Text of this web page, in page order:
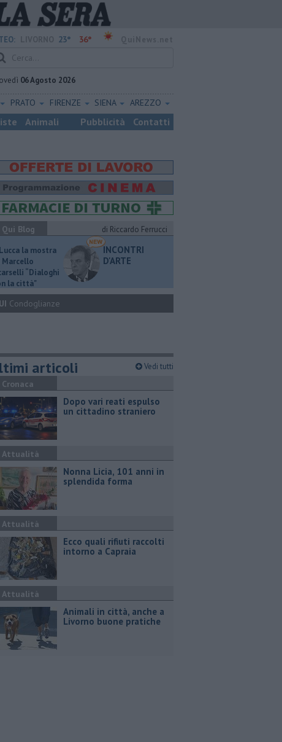
23° 36°
06 Agosto 2026
PRATO FIRENZE SIENA AREZZO
Animali Pubblicità Contatti
Qui Blog
di Riccardo Ferrucci
la mostra
Marcello
“Dialoghi
la città"
INCONTRI
D'ARTE
Condoglianze
articoli Vedi tutti
Cronaca
Dopo vari reati espulso
un cittadino straniero
Attualità
Nonna Licia, 101 anni in
splendida forma
Attualità
Ecco quali rifiuti raccolti
intorno a Capraia
Attualità
Animali in città, anche a
Livorno buone pratiche